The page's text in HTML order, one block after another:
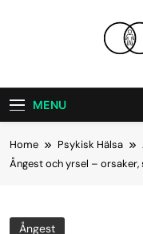
MENU
Home Psykisk Hälsa
Ångest och yrsel –
Ångest